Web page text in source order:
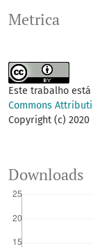
Metrica
Este trabalho
Commons
Copyright (c)
Downloads